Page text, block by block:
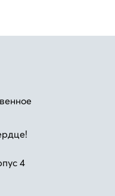
4